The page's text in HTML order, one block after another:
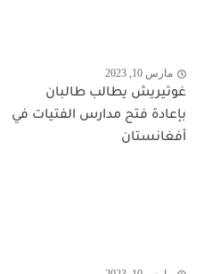
مارس 10, 2023
غوتيريش يطالب طالبان
بإعادة فتح مدارس الفتيات في
أفغانستان